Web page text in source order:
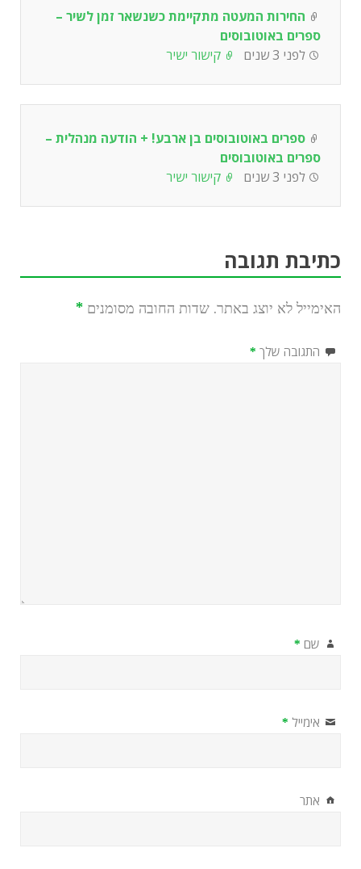
החירות המעטה מתקיימת כשנשאר זמן לשיר –
ספרים באוטובוסים
לפני 3 שנים
קישור ישיר
ספרים באוטובוסים בן ארבע! + הודעה מנהלית –
ספרים באוטובוסים
לפני 3 שנים
קישור ישיר
כתיבת תגובה
האימייל לא יוצג באתר. שדות החובה מסומנים *
התגובה שלך *
שם *
אימייל *
אתר